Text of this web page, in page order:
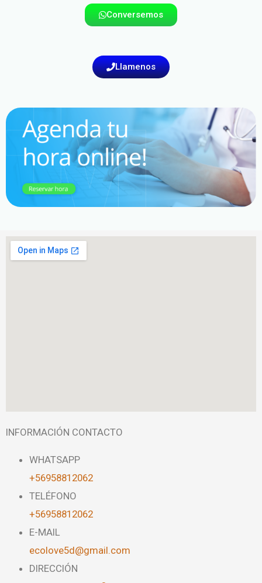
Conversemos
Llamenos
INFORMACIÓN CONTACTO
WHATSAPP
+56958812062
TELÉFONO
+56958812062
E-MAIL
ecolove5d@gmail.com
DIRECCIÓN